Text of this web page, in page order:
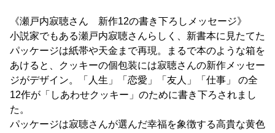
《瀬戸内寂聴さん 新作12の書き下ろしメッセージ》
小説家でもある瀬戸内寂聴さんらしく、新書本に見たてた
パッケージは紙帯や天金まで再現。まるで本のような箱を
あけると、クッキーの個包装には寂聴さんの新作メッセー
ジがデザイン。「人生」「恋愛」「友人」「仕事」 の全
12作が「しあわせクッキー」のために書き下ろされまし
た。
パッケージは寂聴さんが選んだ幸福を象徴する高貴な黄色